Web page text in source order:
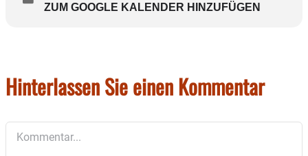
ZUM GOOGLE KALENDER HINZUFÜGEN
Hinterlassen Sie einen Kommentar